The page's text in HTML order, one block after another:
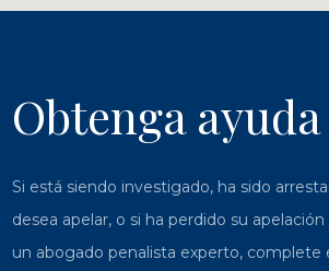
Obtenga
Si está siendo investigado, ha sido
desea apelar, o si ha perdido su
un abogado penalista experto, complete